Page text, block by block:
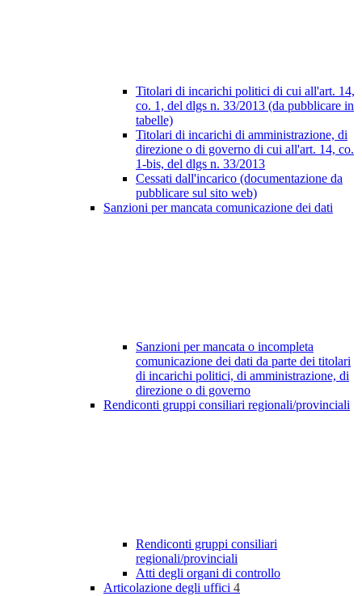
Titolari di incarichi politici di cui all'art. 14,
co. 1, del dlgs n. 33/2013 (da pubblicare in
tabelle)
Titolari di incarichi di amministrazione, di
direzione o di governo di cui all'art. 14, co.
1-bis, del dlgs n. 33/2013
Cessati dall'incarico (documentazione da
pubblicare sul sito web)
Sanzioni per mancata comunicazione dei dati
Sanzioni per mancata o incompleta
comunicazione dei dati da parte dei titolari
di incarichi politici, di amministrazione, di
direzione o di governo
Rendiconti gruppi consiliari regionali/provinciali
Rendiconti gruppi consiliari
regionali/provinciali
Atti degli organi di controllo
Articolazione degli uffici 4